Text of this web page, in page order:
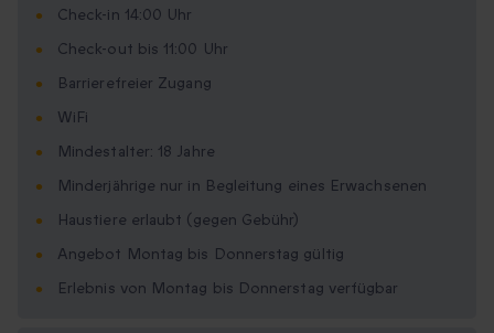
Check-in 14:00 Uhr
Check-out bis 11:00 Uhr
Barrierefreier Zugang
WiFi
Mindestalter: 18 Jahre
Minderjährige nur in Begleitung eines Erwachsenen
Haustiere erlaubt (gegen Gebühr)
Angebot Montag bis Donnerstag gültig
Erlebnis von Montag bis Donnerstag verfügbar